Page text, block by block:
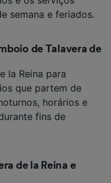
semana e feriados.
de Talavera de
la Reina para
que partem de
horários e
fins de
de la Reina e